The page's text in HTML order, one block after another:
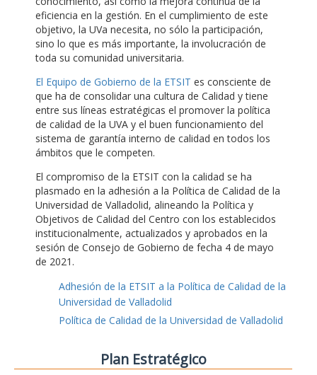
eficiencia en la gestión. En el cumplimiento de este
objetivo, la UVa necesita, no sólo la participación,
sino lo que es más importante, la involucración de
toda su comunidad universitaria.
El Equipo de Gobierno de la ETSIT es consciente de
que ha de consolidar una cultura de Calidad y tiene
entre sus líneas estratégicas el promover la política
de calidad de la UVA y el buen funcionamiento del
sistema de garantía interno de calidad en todos los
ámbitos que le competen.
El compromiso de la ETSIT con la calidad se ha
plasmado en la adhesión a la Política de Calidad de la
Universidad de Valladolid, alineando la Política y
Objetivos de Calidad del Centro con los establecidos
institucionalmente, actualizados y aprobados en la
sesión de Consejo de Gobierno de fecha 4 de mayo
de 2021.
Adhesión de la ETSIT a la Política de Calidad de la
Universidad de Valladolid
Política de Calidad de la Universidad de Valladolid
Plan Estratégico